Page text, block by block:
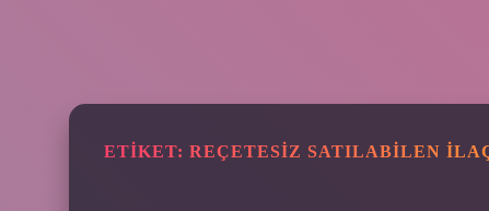
ETIKET: REÇETESIZ SATILABILEN